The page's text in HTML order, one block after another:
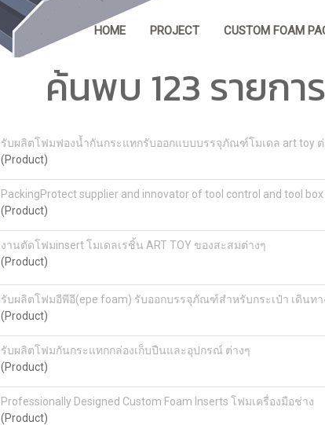
HOME PROJECT CUSTOM FOAM
ค้นพบ 123 รายก
รับผลิตโฟมฟองน้ำกันกระแทกรับออกแบบบรรจุภัณฑ์โมเดล art toy ต่
(Product)
PackingProtect supplier and innovator of tool control and tool
(Product)
งานตัดโฟมinsert โมเดลเรชิ้น ART TOY ของสะสมต่างๆ
(Product)
รับผลิตโฟมอีพีอี(epe foam) รับออกบรรจุภัณฑ์สำหรับกระเป๋า เดินทา
(Product)
รับผลิตโฟมกันกระแทกกล่องเก็บปืนและอุปกรณ์ ต่างๆ
(Product)
Professionally Designed Custom Foam Inserts โฟมเครื่องมือช่าง
(Product)